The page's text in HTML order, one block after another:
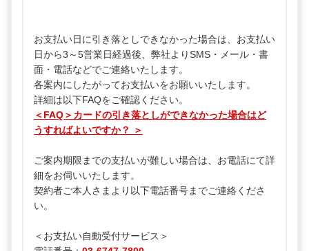
お支払い日に引き落としできなかった場合は、お支払い
日から3～5営業日経過後、弊社よりSMS・メール・書
面・電話などでご連絡いたします。
各案内にしたがってお支払いをお願いいたします。
詳細は以下FAQをご確認ください。
＜FAQ＞カードの引き落としができなかった場合はど
うすればよいですか？ ＞
ご案内期限までの支払いが難しい場合は、お電話にて詳
細をお伺いいたします。
契約者ご本人さまより以下電話番号までご連絡くださ
い。
＜お支払い自動受付サービス＞